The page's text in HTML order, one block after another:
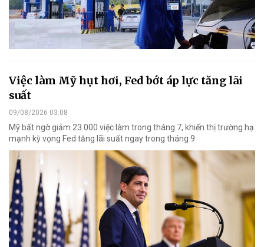
Việc làm Mỹ hụt hơi, Fed bớt áp lực tăng lãi
suất
09/08/2026 03:08
Mỹ bất ngờ giảm 23.000 việc làm trong tháng 7, khiến thị trường hạ
mạnh kỳ vọng Fed tăng lãi suất ngay trong tháng 9.